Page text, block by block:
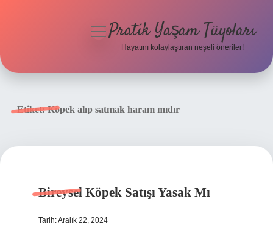
menüyü
Pratik Yaşam Tüyoları
Hayatını kolaylaştıran neşeli öneriler!
Etiket:Köpek alıp satmak haram mıdır
Bireysel Köpek Satışı Yasak Mı
Tarih: Aralık 22, 2024